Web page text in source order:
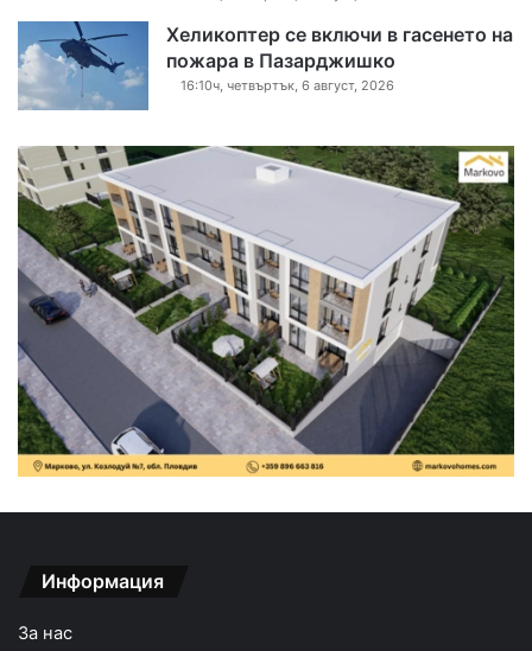
Хеликоптер се включи в гасенето на
пожара в Пазарджишко
16:10ч, четвъртък, 6 август, 2026
Информация
За нас